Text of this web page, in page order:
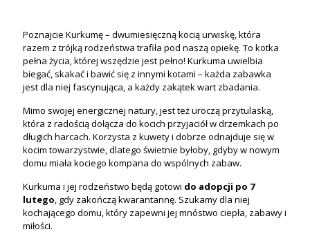
Poznajcie Kurkumę – dwumiesięczną kocią urwiskę, która
razem z trójką rodzeństwa trafiła pod naszą opiekę. To kotka
pełna życia, której wszędzie jest pełno! Kurkuma uwielbia
biegać, skakać i bawić się z innymi kotami – każda zabawka
jest dla niej fascynująca, a każdy zakątek wart zbadania.
Mimo swojej energicznej natury, jest też uroczą przytulaską,
która z radością dołącza do kocich przyjaciół w drzemkach po
długich harcach. Korzysta z kuwety i dobrze odnajduje się w
kocim towarzystwie, dlatego świetnie byłoby, gdyby w nowym
domu miała kociego kompana do wspólnych zabaw.
Kurkuma i jej rodzeństwo będą gotowi do adopcji po 7
lutego , gdy zakończą kwarantannę. Szukamy dla niej
kochającego domu, który zapewni jej mnóstwo ciepła, zabawy i
miłości.